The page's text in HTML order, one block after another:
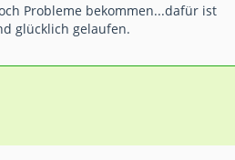
Probleme bekommen...dafür ist
glücklich gelaufen.